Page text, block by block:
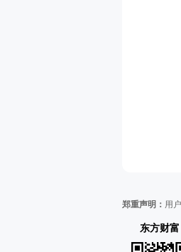
郑重声明： 用
东方财富